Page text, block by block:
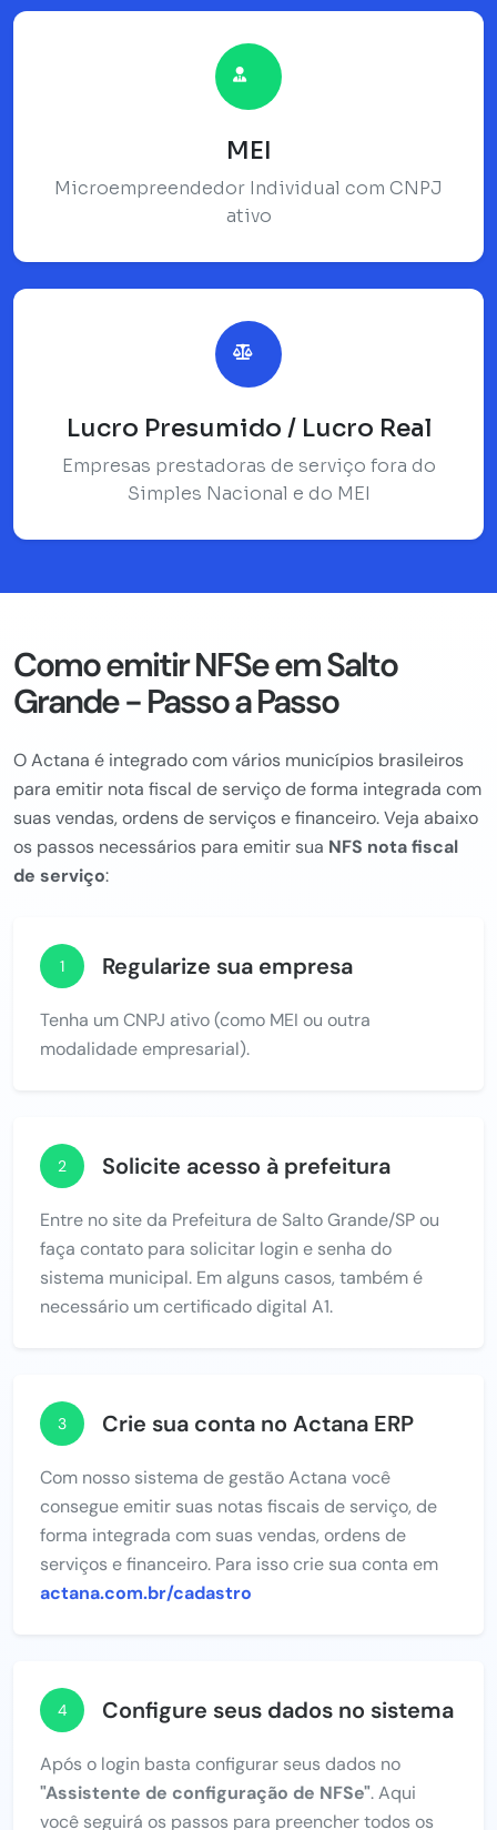
MEI
Microempreendedor Individual com CNPJ
ativo
Lucro Presumido / Lucro Real
Empresas prestadoras de serviço fora do
Simples Nacional e do MEI
Como emitir NFSe em Salto
Grande - Passo a Passo
O Actana é integrado com vários municípios brasileiros
para emitir nota fiscal de serviço de forma integrada com
suas vendas, ordens de serviços e financeiro. Veja abaixo
os passos necessários para emitir sua NFS nota fiscal
de serviço:
1 Regularize sua empresa
Tenha um CNPJ ativo (como MEI ou outra
modalidade empresarial).
2 Solicite acesso à prefeitura
Entre no site da Prefeitura de Salto Grande/SP ou
faça contato para solicitar login e senha do
sistema municipal. Em alguns casos, também é
necessário um certificado digital A1.
3 Crie sua conta no Actana ERP
Com nosso sistema de gestão Actana você
consegue emitir suas notas fiscais de serviço, de
forma integrada com suas vendas, ordens de
serviços e financeiro. Para isso crie sua conta em
actana.com.br/cadastro
4 Configure seus dados no sistema
Após o login basta configurar seus dados no
"Assistente de configuração de NFSe". Aqui
você seguirá os passos para preencher todos os